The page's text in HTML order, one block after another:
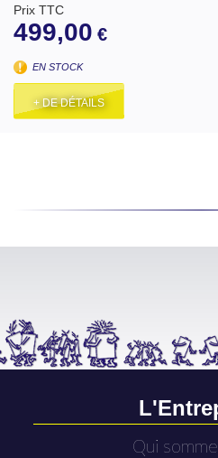
Prix TTC
499,00 €
EN STOCK
+ DE DÉTAILS
Qui